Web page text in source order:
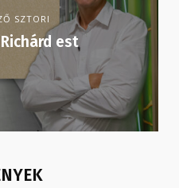
SZTORI
est